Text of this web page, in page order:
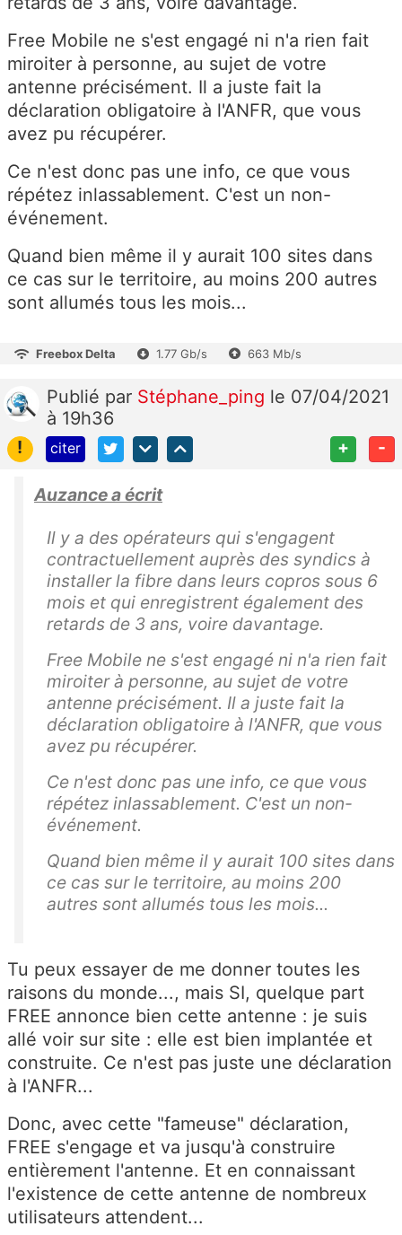
Free Mobile ne s'est engagé ni n'a rien fait
miroiter à personne, au sujet de votre
antenne précisément. Il a juste fait la
déclaration obligatoire à l'ANFR, que vous
avez pu récupérer.
Ce n'est donc pas une info, ce que vous
répétez inlassablement. C'est un non-
événement.
Quand bien même il y aurait 100 sites dans
ce cas sur le territoire, au moins 200 autres
sont allumés tous les mois...
Freebox Delta 1.77 Gb/s 663 Mb/s
Publié par Stéphane_ping le 07/04/2021
à 19h36
!
citer + -
Auzance a écrit
Il y a des opérateurs qui s'engagent
contractuellement auprès des syndics à
installer la fibre dans leurs copros sous 6
mois et qui enregistrent également des
retards de 3 ans, voire davantage.
Free Mobile ne s'est engagé ni n'a rien fait
miroiter à personne, au sujet de votre
antenne précisément. Il a juste fait la
déclaration obligatoire à l'ANFR, que vous
avez pu récupérer.
Ce n'est donc pas une info, ce que vous
répétez inlassablement. C'est un non-
événement.
Quand bien même il y aurait 100 sites dans
ce cas sur le territoire, au moins 200
autres sont allumés tous les mois...
Tu peux essayer de me donner toutes les
raisons du monde..., mais SI, quelque part
FREE annonce bien cette antenne : je suis
allé voir sur site : elle est bien implantée et
construite. Ce n'est pas juste une déclaration
à l'ANFR...
Donc, avec cette "fameuse" déclaration,
FREE s'engage et va jusqu'à construire
entièrement l'antenne. Et en connaissant
l'existence de cette antenne de nombreux
utilisateurs attendent...